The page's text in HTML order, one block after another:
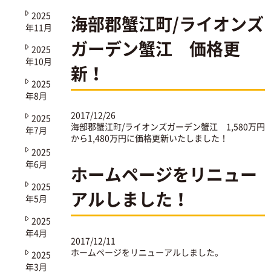
海部郡蟹江町/ライオンズ
ガーデン蟹江 価格更
新！
2017/12/26
海部郡蟹江町/ライオンズガーデン蟹江 1,580万円
から1,480万円に価格更新いたしました！
ホームページをリニュー
アルしました！
2017/12/11
ホームページをリニューアルしました。
2025
年11月
2025
年10月
2025
年8月
2025
年7月
2025
年6月
2025
年5月
2025
年4月
2025
年3月